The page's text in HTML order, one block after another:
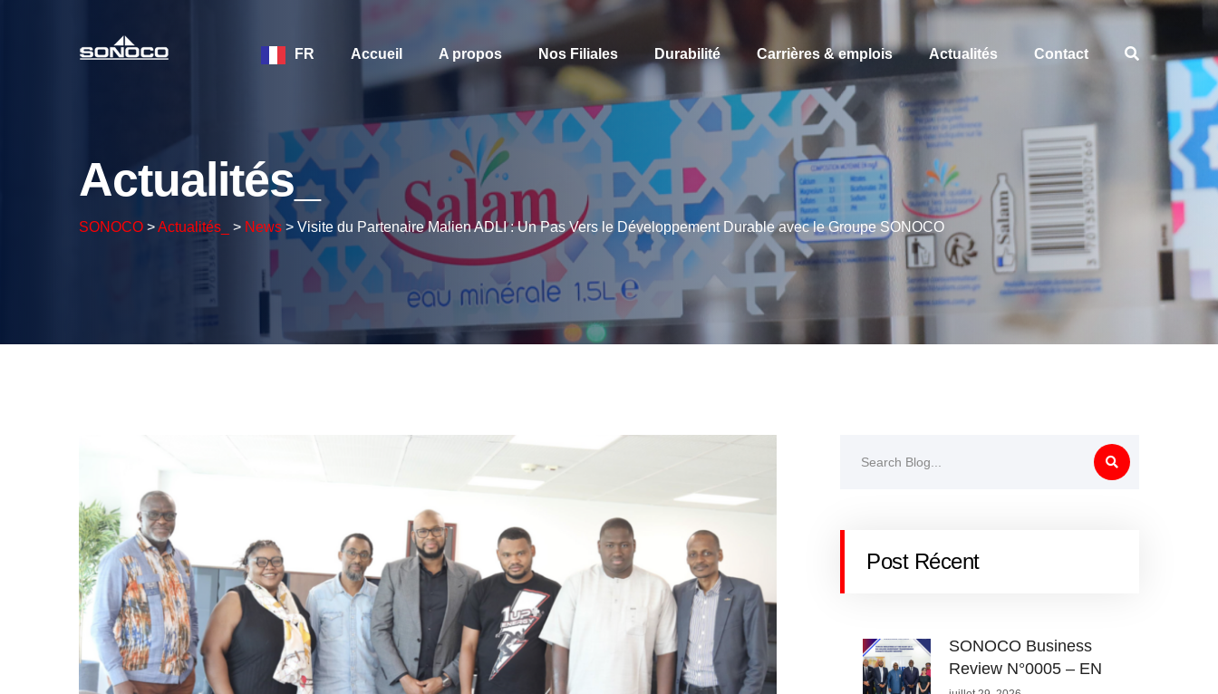
FR Accueil A propos Nos Filiales Durabilité Carrières & emplois Actualités Contact
Actualités_
SONOCO >Actualités_ > News > Visite du Partenaire Malien ADLI : Un Pas Vers le Développement Durable avec le Groupe SONOCO
Post Récent
SONOCO Business
Review N°0005 – EN